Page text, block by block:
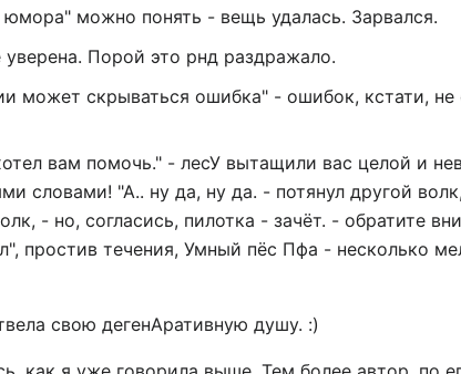
можно понять - вещь удалась. Зарвался.
Порой это рнд раздражало.
может скрываться ошибка" - ошибок, кстати,
вам помочь." - лесУ вытащили вас целой и
словами! "А.. ну да, ну да. - потянул другой
- но, согласись, пилотка - зачёт. - обратите
простив течения, Умный пёс Пфа - несколько
свою дегенАративную душу. :)